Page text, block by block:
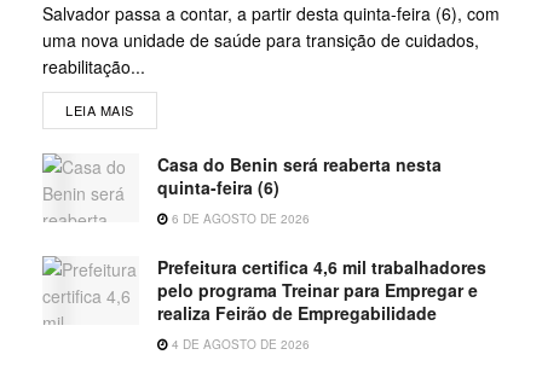
Salvador passa a contar, a partir desta quinta-feira (6), com
uma nova unidade de saúde para transição de cuidados,
reabilitação...
LEIA MAIS
Casa do Benin será reaberta nesta
quinta-feira (6)
6 DE AGOSTO DE 2026
Prefeitura certifica 4,6 mil trabalhadores
pelo programa Treinar para Empregar e
realiza Feirão de Empregabilidade
4 DE AGOSTO DE 2026